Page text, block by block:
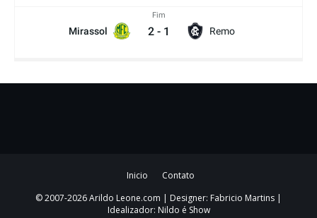
Mirassol
Fim
2 - 1 Remo
Inicio
Contato
© 2007-2026 Arildo Leone.com | Designer: Fabricio Martins |
Idealizador: Nildo é Show